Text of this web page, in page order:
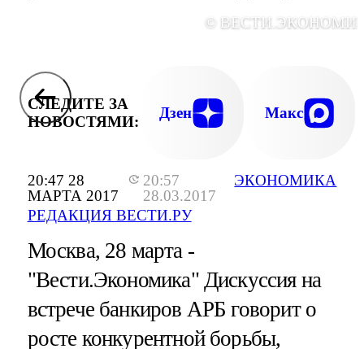
20:47 28
МАРТА 2017
20:57
28.03.2017
РЕДАКЦИЯ ВЕСТИ.РУ
ЭКОНОМИКА
©
СЛЕДИТЕ ЗА
НОВОСТЯМИ:
Дзен Макс
Москва, 28 марта -
"Вести.Экономика" Дискуссия на
встрече банкиров АРБ говорит о
росте конкурентной борьбы,